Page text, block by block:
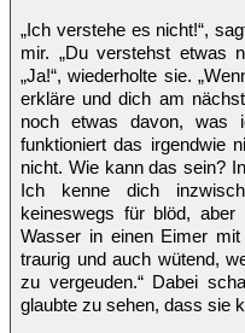
„Ich verstehe es nicht!“,
mir. „Du verstehst etwas
„Ja!“, wiederholte sie.
erkläre und dich am
noch etwas davon, was
funktioniert das irgendwie
nicht. Wie kann das sein?
Ich kenne dich
keineswegs für blöd,
Wasser in einen Eimer
traurig und auch wütend,
zu vergeuden.“ Dabei
glaubte zu sehen, dass sie